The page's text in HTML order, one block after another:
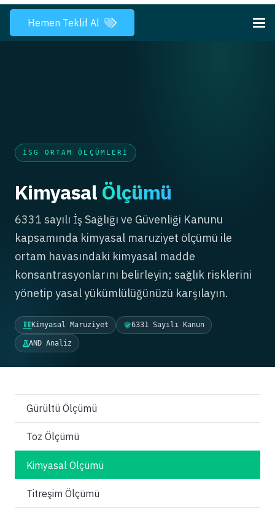
Hemen Teklif Al
İSG ORTAM ÖLÇÜMLERI
Kimyasal Ölçümü
6331 sayılı İş Sağlığı ve Güvenliği Kanunu
kapsamında kimyasal maruziyet ölçümü ile
ortam havasındaki kimyasal madde
konsantrasyonlarını belirleyin; sağlık risklerini
yönetip yasal yükümlülüğünüzü karşılayın.
Kimyasal Maruziyet 6331 Sayılı Kanun
AND Analiz
Gürültü Ölçümü
Toz Ölçümü
Kimyasal Ölçümü
Titreşim Ölçümü